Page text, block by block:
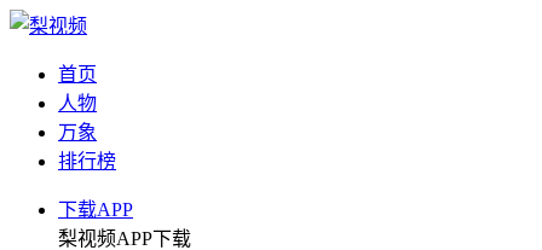
首页
人物
万象
排行榜
下载APP
梨视频APP下载